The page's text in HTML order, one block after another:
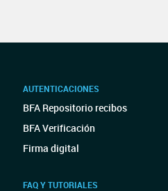
AUTENTICACIONES
BFA Repositorio recibos
BFA Verificación
Firma digital
FAQ Y TUTORIALES